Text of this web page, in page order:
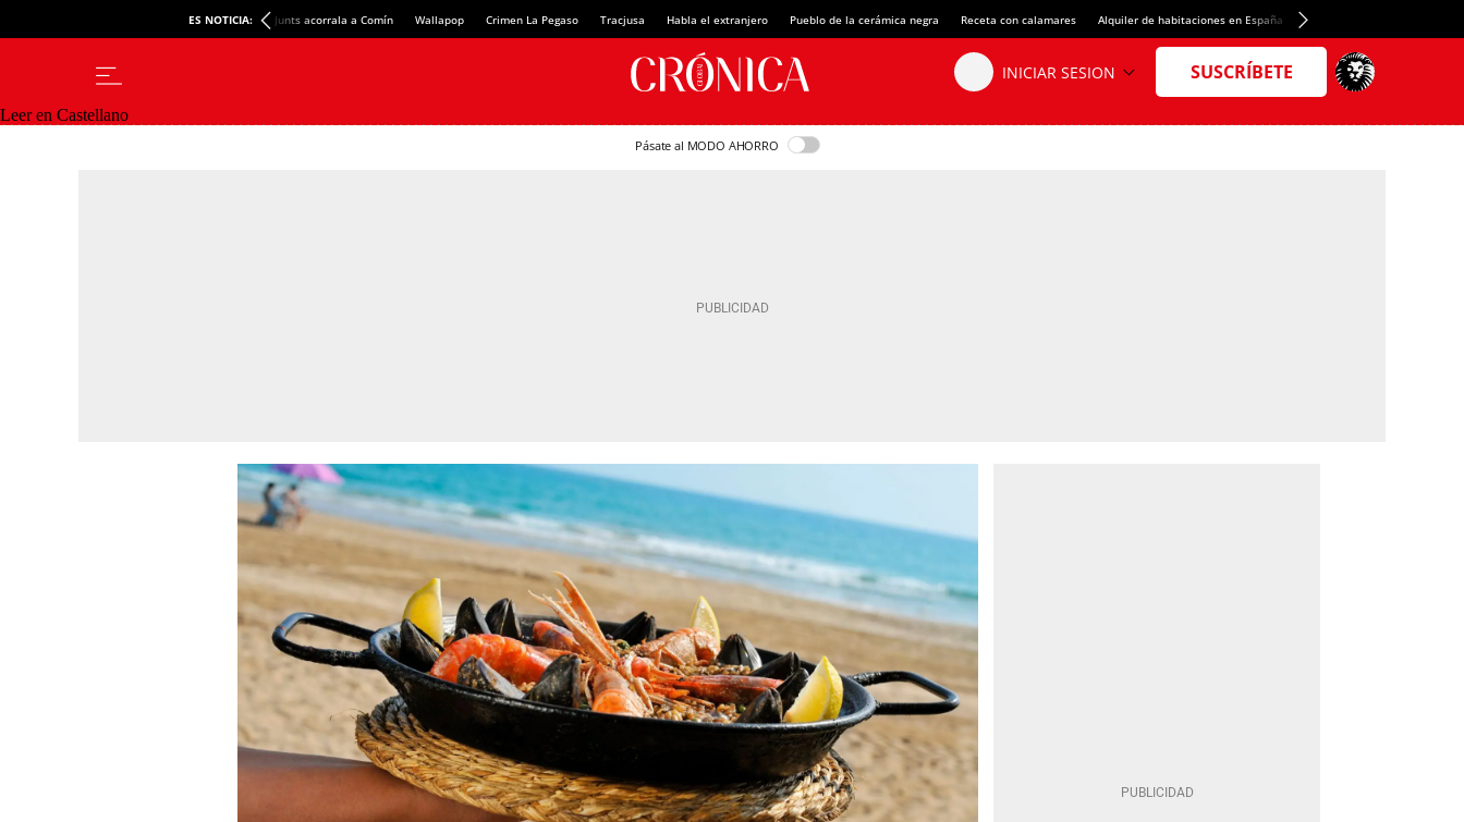
ES NOTICIA: Junts acorrala a Comín Wallapop Crimen La Pegaso Tracjusa Habla el extranjero Pueblo de la cerámica negra Receta con calamares Alquiler de habitaciones en España Crédito del Spotify Camp Nou
Leer en Castellano
Pásate al MODO AHORRO